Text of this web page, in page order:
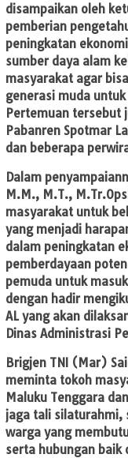
disampaikan oleh
pemberian
peningkatan
sumber daya alam
masyarakat agar
generasi muda
Pertemuan tersebut
Pabanren Spotmar
dan beberapa
Dalam
M.M., M.T.,
masyarakat untuk
yang menjadi
dalam peningkatan
pemberdayaan
pemuda untuk
dengan hadir
AL yang akan
Dinas Administrasi
Brigjen TNI (Mar)
meminta tokoh
Maluku Tenggara
jaga tali silaturahmi,
warga yang
serta hubungan baik